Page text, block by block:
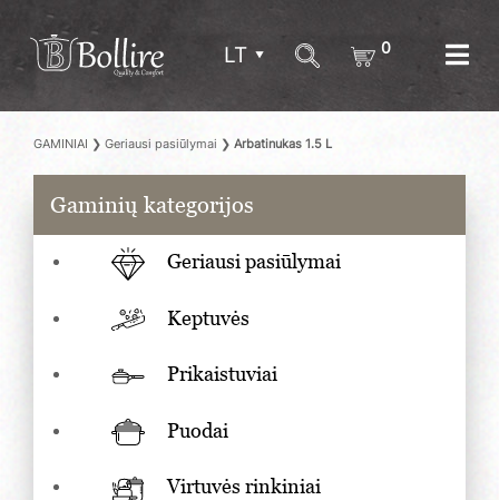
LT 0
GAMINIAI ❯ Geriausi pasiūlymai ❯ Arbatinukas 1.5 L
Gaminių kategorijos
Geriausi pasiūlymai
Keptuvės
Prikaistuviai
Puodai
Virtuvės rinkiniai